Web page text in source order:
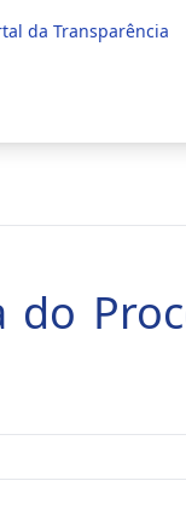
da Transparência